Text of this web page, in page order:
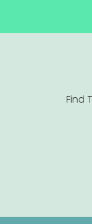
Find